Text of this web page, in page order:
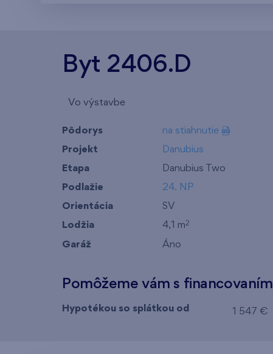
Byt 2406.D
Vo výstavbe
Pôdorys na stiahnutie
Projekt Danubius
Etapa Danubius Two
Podlažie 24. NP
Orientácia SV
Lodžia 4,1 m2
Garáž Áno
Pomôžeme vám s financovaním
Hypotékou so splátkou od 1 547 €